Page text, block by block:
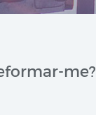
me?